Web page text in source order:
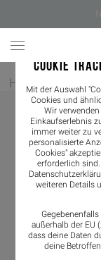
COOKIE
Mit der Auswahl
Cookies und
Wir
Einkaufserlebnis
immer weiter zu
personalisierte
Cookies"
erforderlich
weiteren Details
außerhalb der EU
dass deine Daten
deine
Home / Damen/